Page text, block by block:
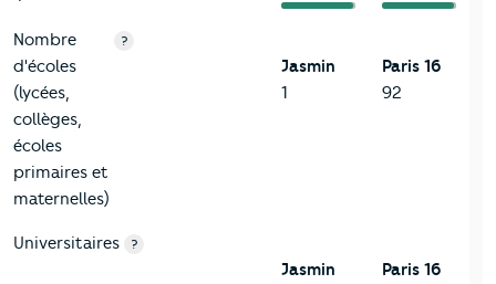
Nombre
d'écoles
(lycées,
collèges,
écoles
primaires et
maternelles)
?
Jasmin
1
Paris 16
92
Universitaires ?
Jasmin
Paris 16